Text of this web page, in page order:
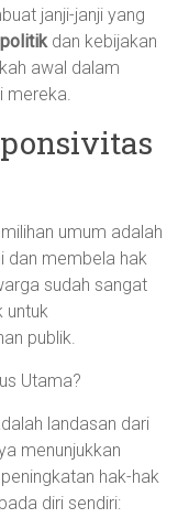
janji-janji yang
dan kebijakan
awal dalam
mereka.
umum adalah
dan membela hak
sudah sangat
untuk
publik.
Utama?
landasan dari
menunjukkan
hak-hak
diri sendiri: